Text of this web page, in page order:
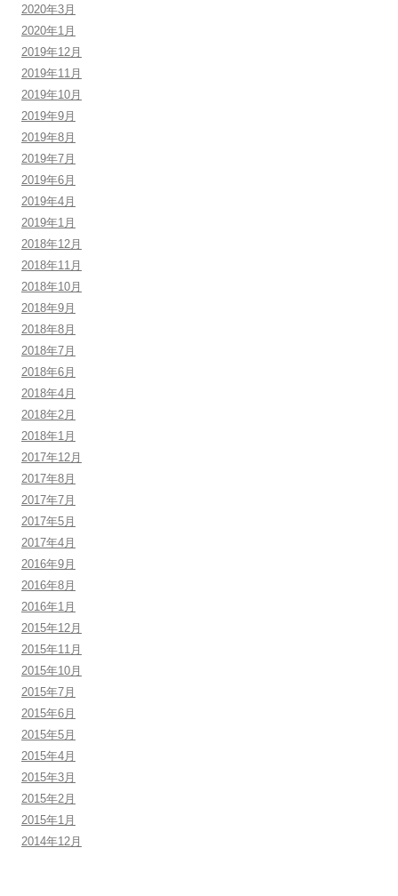
2020年3月
2020年1月
2019年12月
2019年11月
2019年10月
2019年9月
2019年8月
2019年7月
2019年6月
2019年4月
2019年1月
2018年12月
2018年11月
2018年10月
2018年9月
2018年8月
2018年7月
2018年6月
2018年4月
2018年2月
2018年1月
2017年12月
2017年8月
2017年7月
2017年5月
2017年4月
2016年9月
2016年8月
2016年1月
2015年12月
2015年11月
2015年10月
2015年7月
2015年6月
2015年5月
2015年4月
2015年3月
2015年2月
2015年1月
2014年12月